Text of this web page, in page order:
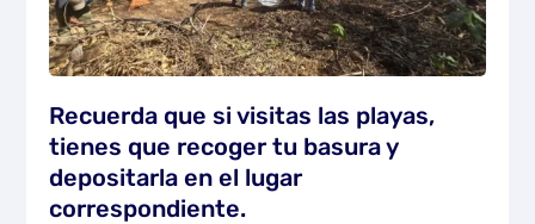
Recuerda que si visitas las playas,
tienes que recoger tu basura y
depositarla en el lugar
correspondiente.